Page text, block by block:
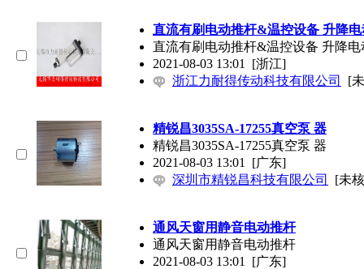
直流有刷电动推杆&温控设备 升降
直流有刷电动推杆&温控设备 升降电
2021-08-03 13:01 [浙江]
浙江力耐得传动科技有限公司
[
精锐昌3035SA-17255真空泵 器
精锐昌3035SA-17255真空泵 器
2021-08-03 13:01 [广东]
深圳市精锐昌科技有限公司
[未
通风天窗用静音电动推杆
通风天窗用静音电动推杆
2021-08-03 13:01 [广东]